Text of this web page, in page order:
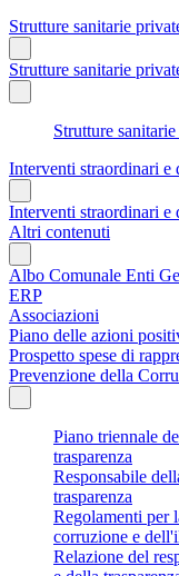
Strutture sanitarie
Strutture sanitarie
Strutture
Interventi straordinari e
Interventi straordinari e
Altri contenuti
Albo Comunale Enti
ERP
Associazioni
Piano delle azioni
Prospetto spese di
Prevenzione della
Piano triennale
trasparenza
Responsabile
trasparenza
Regolamenti per
corruzione e
Relazione del